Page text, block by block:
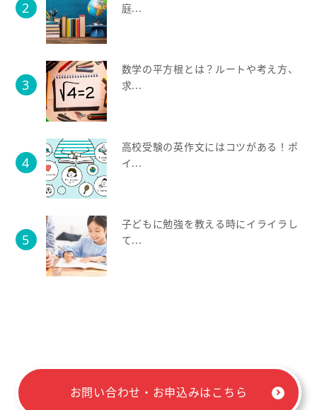
庭...
数学の平方根とは？ルートや考え方、
求...
高校受験の英作文にはコツがある！ポ
イ...
子どもに勉強を教える時にイライラし
て...
お問い合わせ・お申込みはこちら